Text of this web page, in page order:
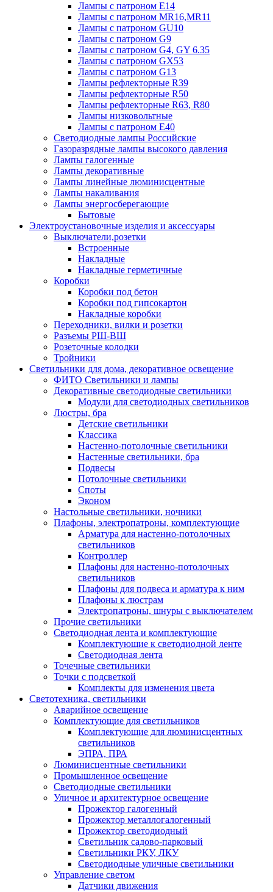
Лампы с патроном Е14
Лампы с патроном MR16,MR11
Лампы с патроном GU10
Лампы с патроном G9
Лампы с патроном G4, GY 6.35
Лампы с патроном GX53
Лампы с патроном G13
Лампы рефлекторные R39
Лампы рефлекторные R50
Лампы рефлекторные R63, R80
Лампы низковольтные
Лампы с патроном Е40
Светодиодные лампы Российские
Газоразрядные лампы высокого давления
Лампы галогенные
Лампы декоративные
Лампы линейные люминисцентные
Лампы накаливания
Лампы энергосберегающие
Бытовые
Электроустановочные изделия и аксессуары
Выключатели,розетки
Встроенные
Накладные
Накладные герметичные
Коробки
Коробки под бетон
Коробки под гипсокартон
Накладные коробки
Переходники, вилки и розетки
Разъемы РШ-ВШ
Розеточные колодки
Тройники
Светильники для дома, декоративное освещение
ФИТО Светильники и лампы
Декоративные светодиодные светильники
Модули для светодиодных светильников
Люстры, бра
Детские светильники
Классика
Настенно-потолочные светильники
Настенные светильники, бра
Подвесы
Потолочные светильники
Споты
Эконом
Настольные светильники, ночники
Плафоны, электропатроны, комплектующие
Арматура для настенно-потолочных
светильников
Контроллер
Плафоны для настенно-потолочных
светильников
Плафоны для подвеса и арматура к ним
Плафоны к люстрам
Электропатроны, шнуры с выключателем
Прочие светильники
Светодиодная лента и комплектующие
Комплектующие к светодиодной ленте
Светодиодная лента
Точечные светильники
Точки с подсветкой
Комплекты для изменения цвета
Светотехника, светильники
Аварийное освещение
Комплектующие для светильников
Комплектующие для люминисцентных
светильников
ЭПРА, ПРА
Люминисцентные светильники
Промышленное освещение
Светодиодные светильники
Уличное и архитектурное освещение
Прожектор галогенный
Прожектор металлогалогенный
Прожектор светодиодный
Светильник садово-парковый
Светильники РКУ, ЛКУ
Светодиодные уличные светильники
Управление светом
Датчики движения